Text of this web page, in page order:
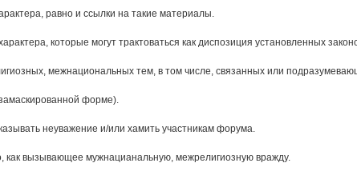
равно и ссылки на такие материалы.
которые могут трактоваться как диспозиция установленных
межнациональных тем, в том числе, связанных или
форме).
неуважение и/или хамить участникам форума.
как вызывающее мужнацианальную, межрелигиозную вражду.